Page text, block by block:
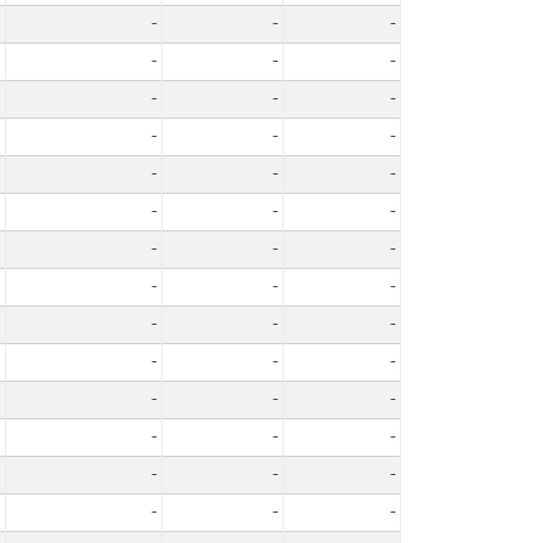
- -
-
- -
-
- -
-
- -
-
- -
-
- -
-
- -
-
- -
-
- -
-
- -
-
- -
-
- -
-
- -
-
- -
-